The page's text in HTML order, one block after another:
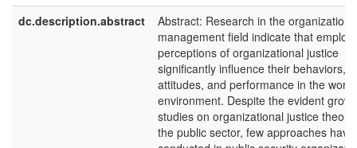
dc.description.abstract
Abstract: Research in the
management field indicate that
perceptions of organizational justice
significantly influence their behaviors,
attitudes, and performance in the work
environment. Despite the evident
studies on organizational justice theory
the public sector, few approaches